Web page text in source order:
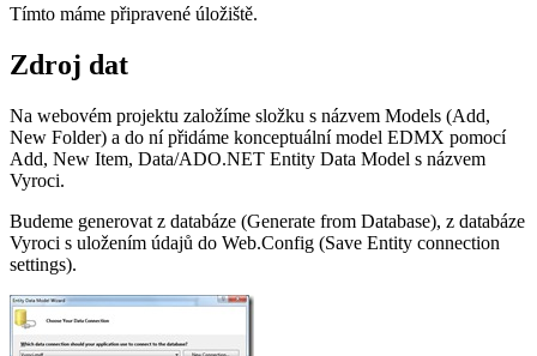
Tímto máme připravené úložiště.
Zdroj dat
Na webovém projektu založíme složku s názvem Models (Add,
New Folder) a do ní přidáme konceptuální model EDMX pomocí
Add, New Item, Data/ADO.NET Entity Data Model s názvem
Vyroci.
Budeme generovat z databáze (Generate from Database), z databáze
Vyroci s uložením údajů do Web.Config (Save Entity connection
settings).